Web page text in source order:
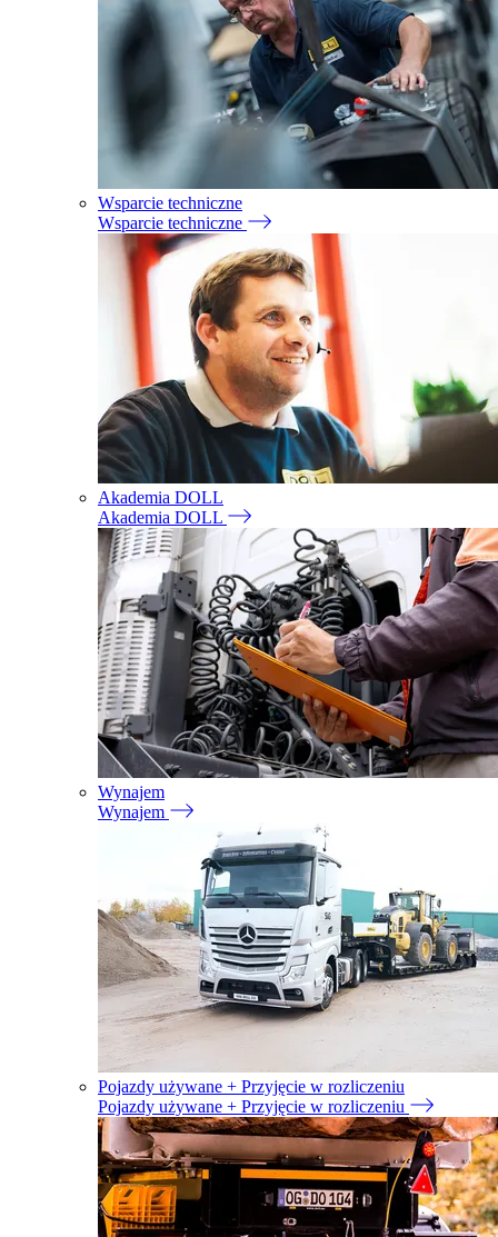
Wsparcie techniczne
Wsparcie techniczne
Akademia DOLL
Akademia DOLL
Wynajem
Wynajem
Pojazdy używane + Przyjęcie w rozliczeniu
Pojazdy używane + Przyjęcie w rozliczeniu